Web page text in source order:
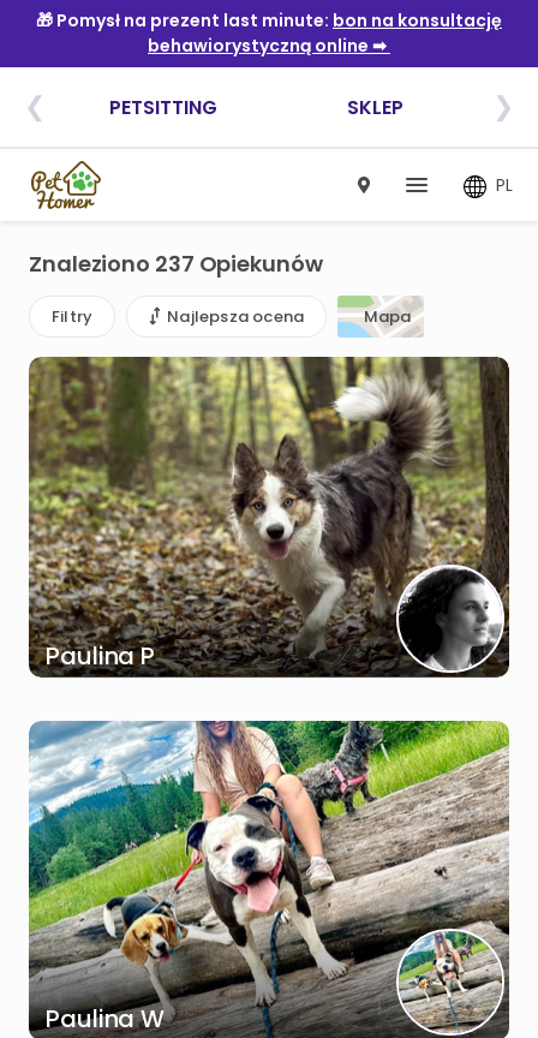
PL
Znaleziono 237 Opiekunów
Filtry Najlepsza ocena Mapa
Paulina P
Paulina W